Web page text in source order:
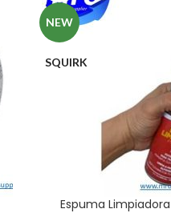
NEW
SQUIRK
Espuma